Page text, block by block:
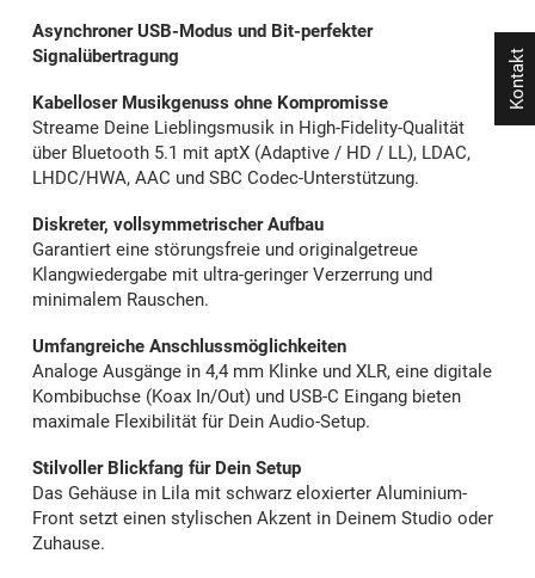
Asynchroner USB-Modus und Bit-perfekter
Signalübertragung
Kabelloser Musikgenuss ohne Kompromisse
Streame Deine Lieblingsmusik in High-Fidelity-Qualität
über Bluetooth 5.1 mit aptX (Adaptive / HD / LL), LDAC,
LHDC/HWA, AAC und SBC Codec-Unterstützung.
Diskreter, vollsymmetrischer Aufbau
Garantiert eine störungsfreie und originalgetreue
Klangwiedergabe mit ultra-geringer Verzerrung und
minimalem Rauschen.
Umfangreiche Anschlussmöglichkeiten
Analoge Ausgänge in 4,4 mm Klinke und XLR, eine digitale
Kombibuchse (Koax In/Out) und USB-C Eingang bieten
maximale Flexibilität für Dein Audio-Setup.
Stilvoller Blickfang für Dein Setup
Das Gehäuse in Lila mit schwarz eloxierter Aluminium-
Front setzt einen stylischen Akzent in Deinem Studio oder
Zuhause.
Kontakt